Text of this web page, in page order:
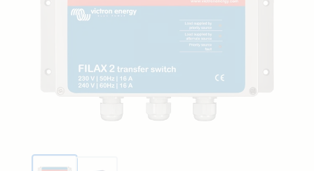
milliseconden) van de Filax zal alle
apparatuur zonder onderbrekingen blijven
functioneren. De Filax is niet ontworpen
voor 'zware' appartuur zoals wasmachines
of elektrische motoren.